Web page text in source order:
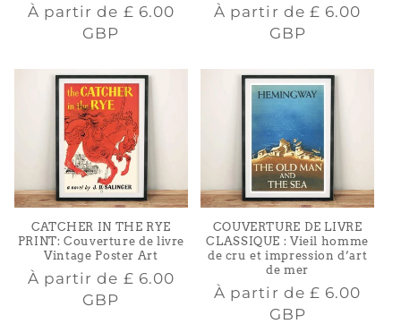
Prix
habituel
À partir de £ 6.00
GBP
Prix
habituel
À partir de £ 6.00
GBP
CATCHER IN THE RYE
PRINT: Couverture de livre
Vintage Poster Art
Prix
habituel
À partir de £ 6.00
GBP
COUVERTURE DE LIVRE
CLASSIQUE : Vieil homme
de cru et impression d’art
de mer
Prix
habituel
À partir de £ 6.00
GBP